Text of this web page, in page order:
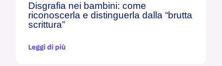
Disgrafia nei bambini: come
riconoscerla e distinguerla dalla “brutta
scrittura”
Leggi di più